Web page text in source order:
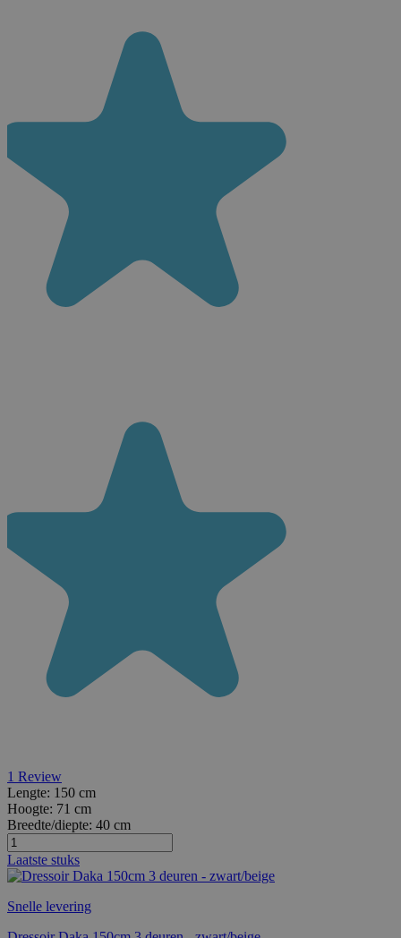
1 Review
Lengte: 150 cm
Hoogte: 71 cm
Breedte/diepte: 40 cm
Laatste stuks
Snelle levering